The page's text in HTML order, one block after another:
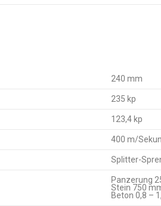
240 mm
235 kp
123,4 kp
400 m/
Splitter-
Panzerung
Stein 750
Beton 0,8 –